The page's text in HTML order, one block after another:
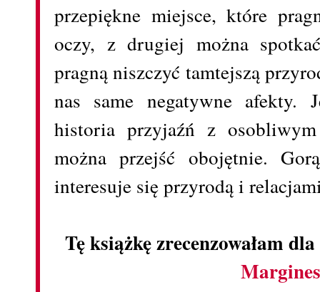
przepiękne miejsce, które
oczy, z drugiej można
pragną niszczyć tamtejszą
nas same negatywne afekty.
historia przyjaźń z
można przejść obojętnie.
interesuje się przyrodą i
Tę książkę zrecenzowałam